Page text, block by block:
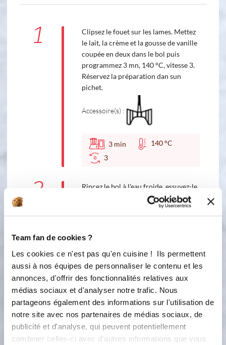
Team fan de cookies ?
Les cookies ce n'est pas qu'en cuisine ! Ils permettent
aussi à nos équipes de personnaliser le contenu et les
annonces, d'offrir des fonctionnalités relatives aux
médias sociaux et d'analyser notre trafic. Nous
partageons également des informations sur l'utilisation de
notre site avec nos partenaires de médias sociaux, de
publicité et d'analyse, qui peuvent potentiellement
combiner celles-ci avec d'autres informations que vous
1
Clipsez le fouet sur les lames. Mettez
le lait, la crème et la gousse de vanille
coupée en deux dans le bol puis
programmez 3 mn, 140 °C, vitesse 3.
Réservez la préparation dan sun
pichet.
Accessoire(s) :
3 min
140 °C
3
2
Rincez le bol à l'eau froide, essuyez-le.
Clipsez le fouet sur les lames. Mettez
les jaunes d'oeufs et le sucre dans le
Accessoire(s) :
4min 4
3
Ajoutez le lait en poudre, le glucose,
les sachets de stabilisateur, le
mélange réservé. Mélangez 1 mn,